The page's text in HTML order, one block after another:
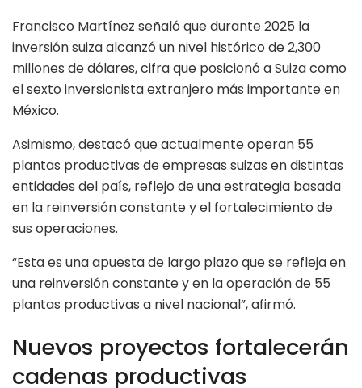
Francisco Martínez señaló que durante 2025 la
inversión suiza alcanzó un nivel histórico de 2,300
millones de dólares, cifra que posicionó a Suiza como
el sexto inversionista extranjero más importante en
México.
Asimismo, destacó que actualmente operan 55
plantas productivas de empresas suizas en distintas
entidades del país, reflejo de una estrategia basada
en la reinversión constante y el fortalecimiento de
sus operaciones.
“Esta es una apuesta de largo plazo que se refleja en
una reinversión constante y en la operación de 55
plantas productivas a nivel nacional”, afirmó.
Nuevos proyectos fortalecerán
cadenas productivas